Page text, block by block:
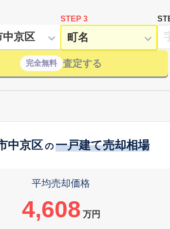
STEP 3
完全無料 査定する
中京区 の 一戸建て売却相場
平均売却価格
4,608 万円